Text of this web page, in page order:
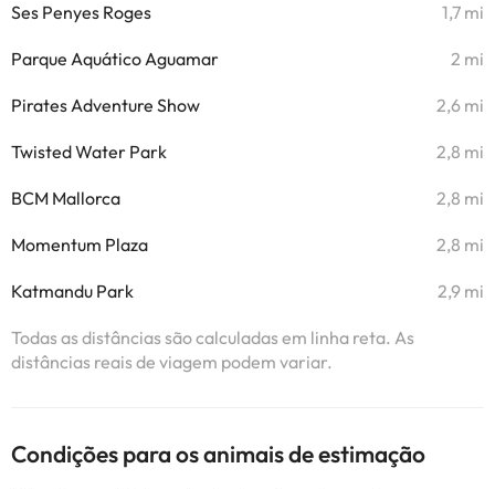
Ses Penyes Roges 1,7 mi
Parque Aquático Aguamar 2 mi
Pirates Adventure Show 2,6 mi
Twisted Water Park 2,8 mi
BCM Mallorca 2,8 mi
Momentum Plaza 2,8 mi
Katmandu Park 2,9 mi
Todas as distâncias são calculadas em linha reta. As
distâncias reais de viagem podem variar.
Condições para os animais de estimação